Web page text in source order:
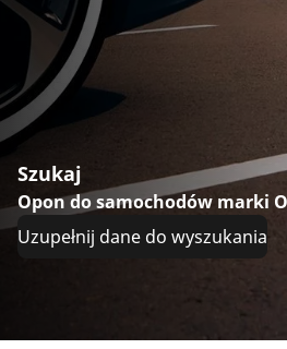
Szukaj
Opon do samochodów marki
Uzupełnij dane do wyszukania